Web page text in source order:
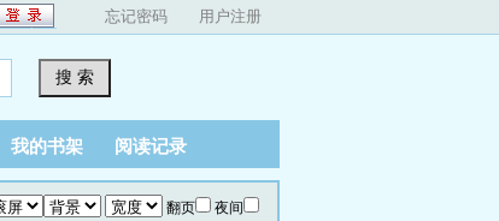
忘记密码 用户注册
搜 索
我的书架 阅读记录
翻页 夜间